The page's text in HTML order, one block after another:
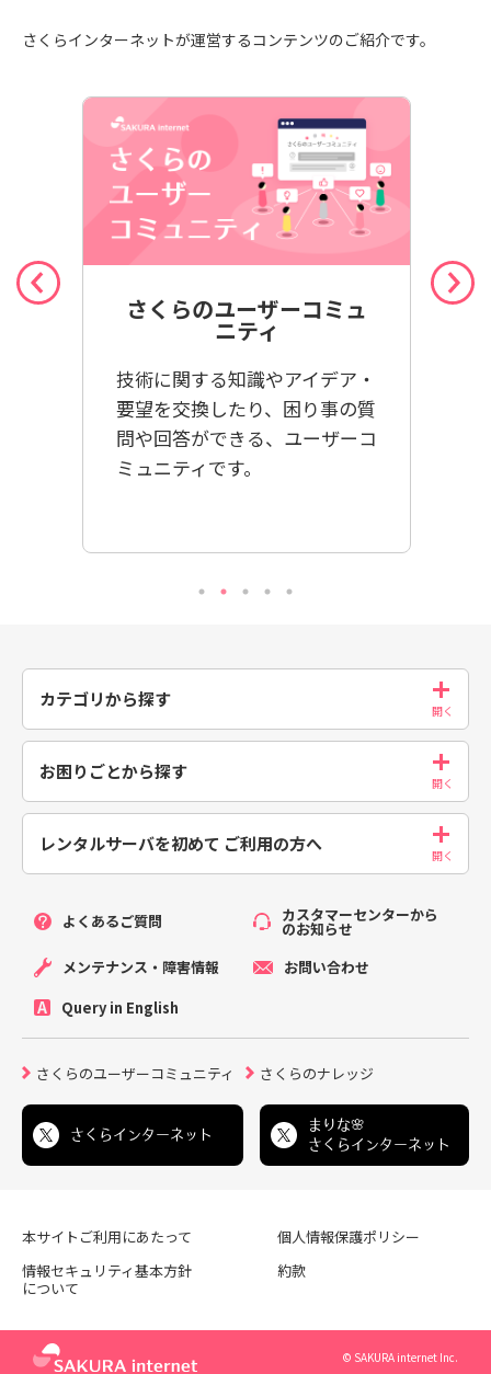
さくらインターネットが運営するコンテンツのご紹介です。
活 さくらのユーザーコミュ
ニティ
技術に関する知識やアイデア・
要望を交換したり、困り事の質
問や回答ができる、ユーザーコ
ミュニティです。
カテゴリから探す
お困りごとから探す
レンタルサーバを初めて ご利用の方へ
よくあるご質問 カスタマーセンターから
のお知らせ
メンテナンス・障害情報
お問い合わせ
Query in English
さくらのユーザーコミュニティ さくらのナレッジ
さくらインターネット
まりな🌸
さくらインターネット
本サイトご利用にあたって
個人情報保護ポリシー
情報セキュリティ基本方針
について
約款
© SAKURA internet Inc.